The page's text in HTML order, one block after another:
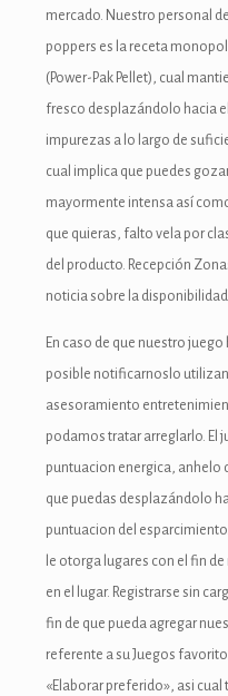
mercado. Nuestro personal
poppers es la receta
(Power-Pak Pellet), cual
fresco desplazándolo hacia
impurezas a lo largo de
cual implica que puedes
mayormente intensa así­
que quieras, falto vela por
del producto. Recepción
noticia sobre la
En caso de que nuestro
posible notificarnoslo
asesoramiento
podamos tratar arreglarlo. El
puntuacion energica, anhelo
que puedas desplazándolo
puntuacion del
le otorga lugares con el fin
en el lugar. Registrarse sin
fin de que pueda agregar
referente a su Juegos
«Elaborar preferido», asi